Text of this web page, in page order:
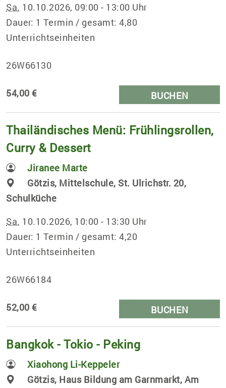
Sa. 10.10.2026, 09:00 - 13:00 Uhr
Dauer: 1 Termin / gesamt: 4,80
Unterrichtseinheiten
26W66130
54,00 € BUCHEN
Thailändisches Menü: Frühlingsrollen,
Curry & Dessert
Jiranee Marte
Götzis, Mittelschule, St. Ulrichstr. 20,
Schulküche
Sa. 10.10.2026, 10:00 - 13:30 Uhr
Dauer: 1 Termin / gesamt: 4,20
Unterrichtseinheiten
26W66184
52,00 € BUCHEN
Bangkok - Tokio - Peking
Xiaohong Li-Keppeler
Götzis, Haus Bildung am Garnmarkt, Am